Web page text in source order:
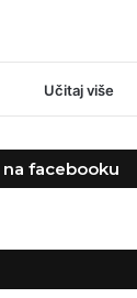
Učitaj više
facebooku